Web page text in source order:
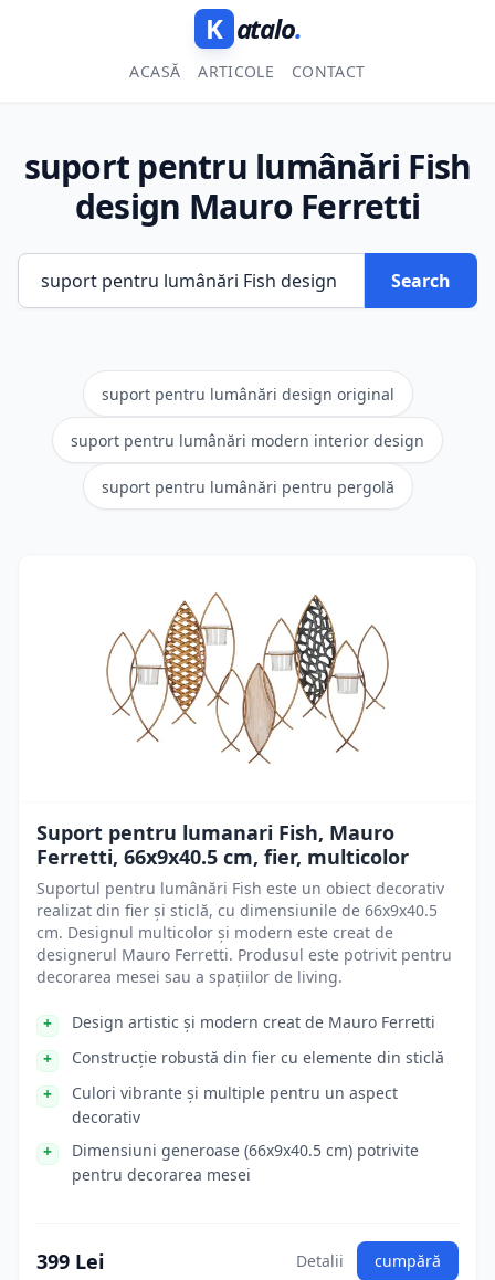
K atalo.
ACASĂ ARTICOLE CONTACT
suport pentru lumânări Fish
design Mauro Ferretti
Search
suport pentru lumânări design original
suport pentru lumânări modern interior design
suport pentru lumânări pentru pergolă
Suport pentru lumanari Fish, Mauro
Ferretti, 66x9x40.5 cm, fier, multicolor
Suportul pentru lumânări Fish este un obiect decorativ
realizat din fier și sticlă, cu dimensiunile de 66x9x40.5
cm. Designul multicolor și modern este creat de
designerul Mauro Ferretti. Produsul este potrivit pentru
decorarea mesei sau a spațiilor de living.
Design artistic și modern creat de Mauro Ferretti
Construcție robustă din fier cu elemente din sticlă
Culori vibrante și multiple pentru un aspect
decorativ
Dimensiuni generoase (66x9x40.5 cm) potrivite
pentru decorarea mesei
399 Lei Detalii cumpără